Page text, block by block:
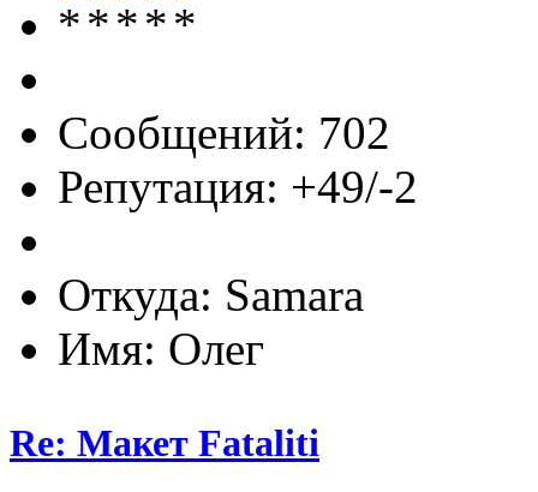
Сообщений: 702
Репутация: +49/-2
Откуда: Samara
Имя: Олег
Re: Макет Fataliti